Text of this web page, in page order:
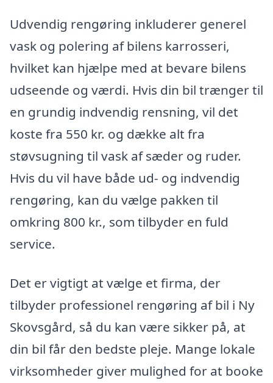
Udvendig rengøring inkluderer generel
vask og polering af bilens karrosseri,
hvilket kan hjælpe med at bevare bilens
udseende og værdi. Hvis din bil trænger til
en grundig indvendig rensning, vil det
koste fra 550 kr. og dække alt fra
støvsugning til vask af sæder og ruder.
Hvis du vil have både ud- og indvendig
rengøring, kan du vælge pakken til
omkring 800 kr., som tilbyder en fuld
service.
Det er vigtigt at vælge et firma, der
tilbyder professionel rengøring af bil i Ny
Skovsgård, så du kan være sikker på, at
din bil får den bedste pleje. Mange lokale
virksomheder giver mulighed for at booke